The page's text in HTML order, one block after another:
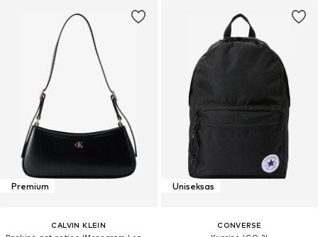
Premium
CALVIN KLEIN
Uniseksas
CONVERSE